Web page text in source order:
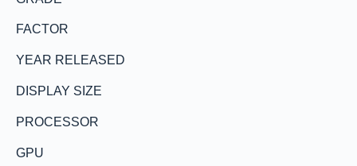
FACTOR
YEAR RELEASED
DISPLAY SIZE
PROCESSOR
GPU